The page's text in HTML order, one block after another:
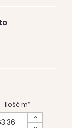
Ilość m²